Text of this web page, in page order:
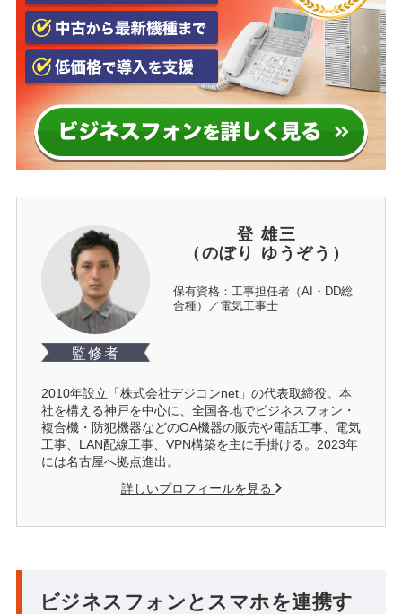
監修者
登 雄三
（のぼり ゆうぞう）
保有資格：工事担任者（AI・DD総
合種）／電気工事士
2010年設立「株式会社デジコンnet」の代表取締役。本
社を構える神戸を中心に、全国各地でビジネスフォン・
複合機・防犯機器などのOA機器の販売や電話工事、電気
工事、LAN配線工事、VPN構築を主に手掛ける。2023年
には名古屋へ拠点進出。
詳しいプロフィールを見る
ビジネスフォンとスマホを連携す